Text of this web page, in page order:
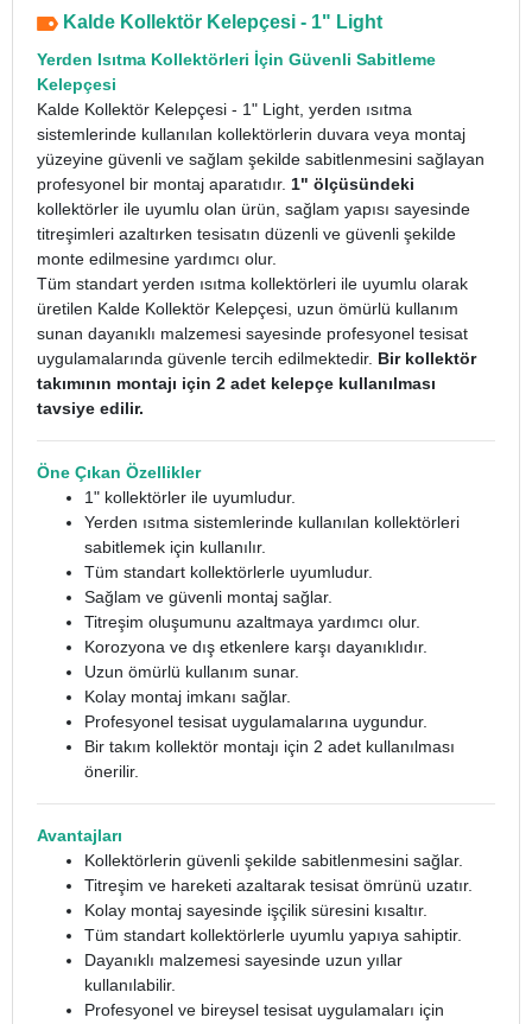
Kalde Kollektör Kelepçesi - 1" Light
Yerden Isıtma Kollektörleri İçin Güvenli Sabitleme
Kelepçesi
Kalde Kollektör Kelepçesi - 1" Light, yerden ısıtma
sistemlerinde kullanılan kollektörlerin duvara veya montaj
yüzeyine güvenli ve sağlam şekilde sabitlenmesini sağlayan
profesyonel bir montaj aparatıdır. 1" ölçüsündeki
kollektörler ile uyumlu olan ürün, sağlam yapısı sayesinde
titreşimleri azaltırken tesisatın düzenli ve güvenli şekilde
monte edilmesine yardımcı olur.
Tüm standart yerden ısıtma kollektörleri ile uyumlu olarak
üretilen Kalde Kollektör Kelepçesi, uzun ömürlü kullanım
sunan dayanıklı malzemesi sayesinde profesyonel tesisat
uygulamalarında güvenle tercih edilmektedir. Bir kollektör
takımının montajı için 2 adet kelepçe kullanılması
tavsiye edilir.
Öne Çıkan Özellikler
1" kollektörler ile uyumludur.
Yerden ısıtma sistemlerinde kullanılan kollektörleri
sabitlemek için kullanılır.
Tüm standart kollektörlerle uyumludur.
Sağlam ve güvenli montaj sağlar.
Titreşim oluşumunu azaltmaya yardımcı olur.
Korozyona ve dış etkenlere karşı dayanıklıdır.
Uzun ömürlü kullanım sunar.
Kolay montaj imkanı sağlar.
Profesyonel tesisat uygulamalarına uygundur.
Bir takım kollektör montajı için 2 adet kullanılması
önerilir.
Avantajları
Kollektörlerin güvenli şekilde sabitlenmesini sağlar.
Titreşim ve hareketi azaltarak tesisat ömrünü uzatır.
Kolay montaj sayesinde işçilik süresini kısaltır.
Tüm standart kollektörlerle uyumlu yapıya sahiptir.
Dayanıklı malzemesi sayesinde uzun yıllar
kullanılabilir.
Profesyonel ve bireysel tesisat uygulamaları için